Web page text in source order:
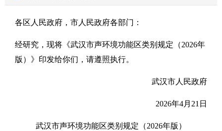
各区人民政府，市人民政府各部门：
经研究，现将《武汉市声环境功能区类别规定（2026年
版）》印发给你们，请遵照执行。
武汉市人民政府
2026年4月21日
武汉市声环境功能区类别规定（2026年版）